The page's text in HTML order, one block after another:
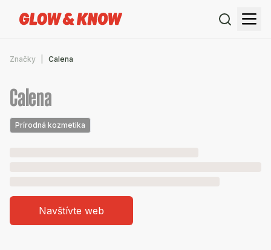
Značky Calena
Calena
Prírodná kozmetika
Navštívte web